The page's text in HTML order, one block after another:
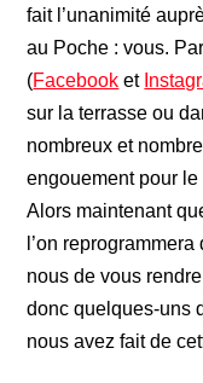
fait l’unanimité
au Poche : vous.
(Facebook et
sur la terrasse ou
nombreux et
engouement pour
Alors maintenant
l’on
nous de vous
donc quelques-uns
nous avez fait de